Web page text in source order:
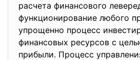
расчета финансового
функционирование любого
упрощенно процесс
финансовых ресурсов с
прибыли. Процесс